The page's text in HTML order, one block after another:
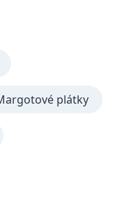
plátky